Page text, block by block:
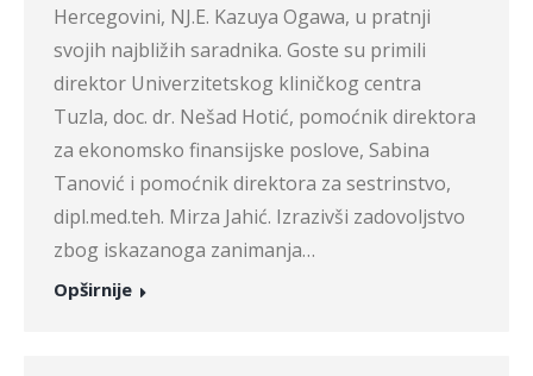
Hercegovini, NJ.E. Kazuya Ogawa, u pratnji
svojih najbližih saradnika. Goste su primili
direktor Univerzitetskog kliničkog centra
Tuzla, doc. dr. Nešad Hotić, pomoćnik direktora
za ekonomsko finansijske poslove, Sabina
Tanović i pomoćnik direktora za sestrinstvo,
dipl.med.teh. Mirza Jahić. Izrazivši zadovoljstvo
zbog iskazanoga zanimanja…
Opširnije